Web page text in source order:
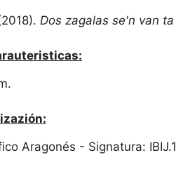
Dos zagalas se'n van
Aragonés - Signatura: